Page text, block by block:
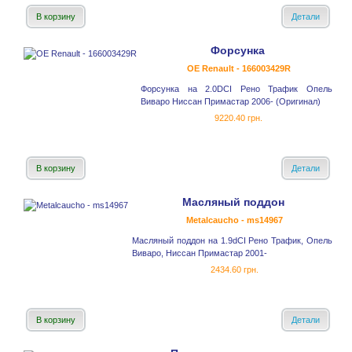
В корзину Детали
Форсунка
OE Renault - 166003429R
Форсунка на 2.0DCI Рено Трафик Опель
Виваро Ниссан Примастар 2006- (Оригинал)
9220.40 грн.
В корзину Детали
Масляный поддон
Metalcaucho - ms14967
Масляный поддон на 1.9dCI Рено Трафик, Опель
Виваро, Ниссан Примастар 2001-
2434.60 грн.
В корзину Детали